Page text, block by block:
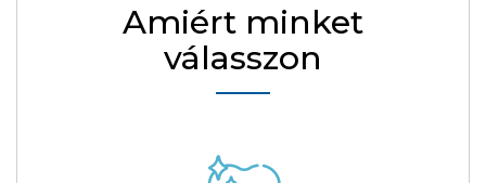
Amiért minket
válasszon